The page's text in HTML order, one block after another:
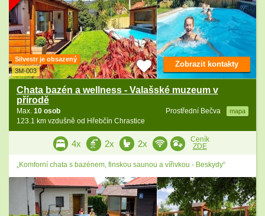
Silvestr je obsazený
3M-003
Chata bazén a wellness - Valašské muzeum v
přírodě
Prostřední Bečva mapa
Max. 10 osob
123.1 km vzdušně od Hřebčín Chrastice
Zobrazit kontakty
4x 2x 2x
Ceník
ZDE
„Komforní chata s bazénem, finskou saunou a vířivkou - Beskydy“